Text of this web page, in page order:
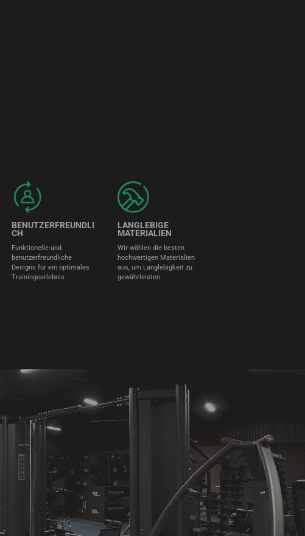
BENUTZERFREUNDLI
CH
Funktionelle und
benutzerfreundliche
Designs für ein optimales
Trainingserlebnis
LANGLEBIGE
MATERIALIEN
Wir wählen die besten
hochwertigen Materialien
aus, um Langlebigkeit zu
gewährleisten.